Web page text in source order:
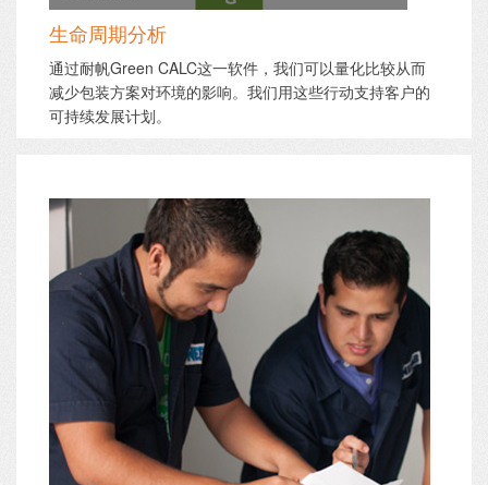
生命周期分析
通过耐帆Green CALC这一软件，我们可以量化比较从而
减少包装方案对环境的影响。我们用这些行动支持客户的
可持续发展计划。